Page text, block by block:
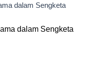
dalam Sengketa